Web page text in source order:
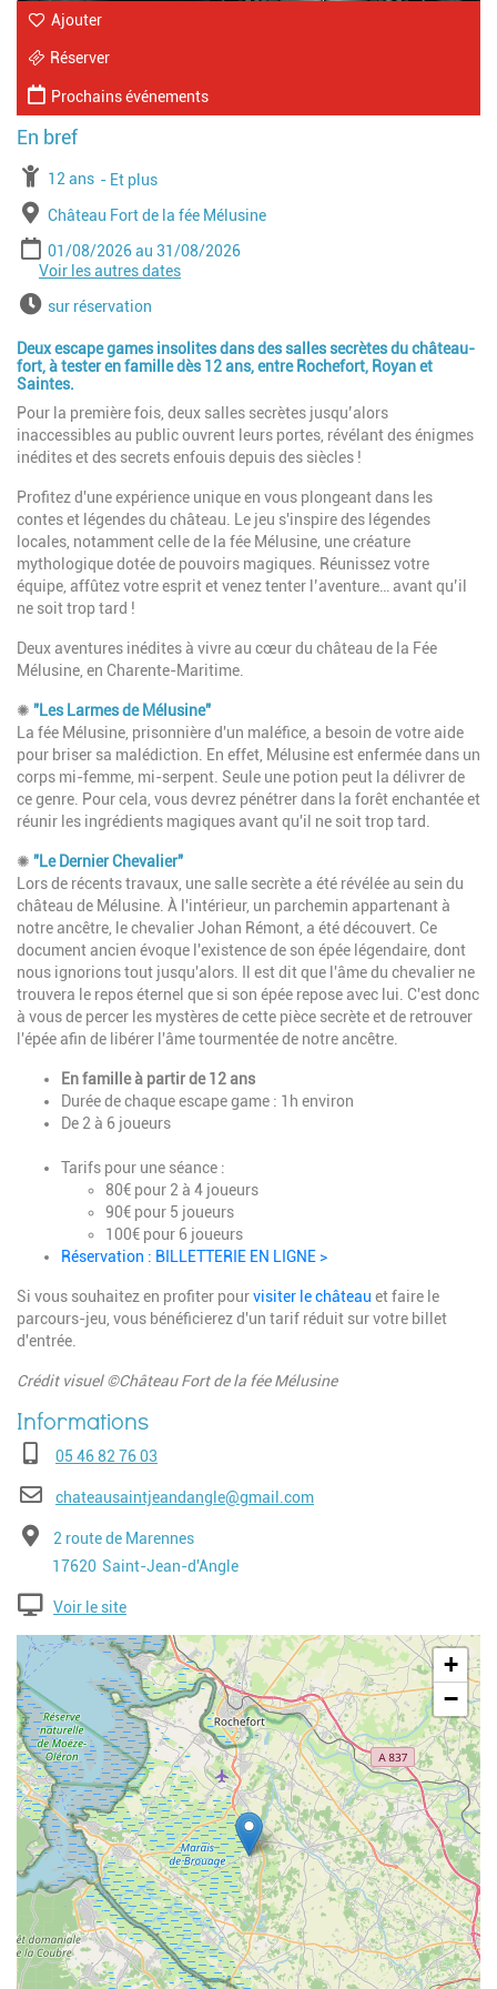
Ajouter
Réserver
Prochains événements
À partir de
12 ans Jusqu'à l'age de
Et plus
Lieu
Château Fort de la fée Mélusine
Période
Date de début
01/08/2026 Date de fin
31/08/2026
Date de début
01/09/2026 Date de fin
18/09/2026
Voir les autres dates
Horairessur réservation
Deux escape games insolites dans des salles secrètes du château-
fort, à tester en famille dès 12 ans, entre Rochefort, Royan et
Saintes.
Pour la première fois, deux salles secrètes jusqu’alors
inaccessibles au public ouvrent leurs portes, révélant des énigmes
inédites et des secrets enfouis depuis des siècles !
Profitez d'une expérience unique en vous plongeant dans les
contes et légendes du château.
Le jeu s'inspire des légendes
locales, notamment celle de la fée Mélusine, une créature
mythologique dotée de pouvoirs magiques. Réunissez votre
équipe, affûtez votre esprit et venez tenter l’aventure… avant qu’il
ne soit trop tard !
Deux aventures inédites à vivre au cœur du château de la Fée
Mélusine, en Charente-Maritime.
✺ "Les Larmes de Mélusine"
La fée Mélusine, prisonnière d'un maléfice, a besoin de votre aide
pour briser sa malédiction. En effet, Mélusine est enfermée dans un
corps mi-femme, mi-serpent. Seule une potion peut la délivrer de
ce genre. Pour cela, vous devrez pénétrer dans la forêt enchantée et
réunir les ingrédients magiques avant qu'il ne soit trop tard.
✺ "Le Dernier Chevalier"
Lors de récents travaux, une salle secrète a été révélée au sein du
château de Mélusine. À l'intérieur, un parchemin appartenant à
notre ancêtre, le chevalier Johan Rémont, a été découvert. Ce
document ancien évoque l'existence de son épée légendaire, dont
nous ignorions tout jusqu'alors. Il est dit que l'âme du chevalier ne
trouvera le repos éternel que si son épée repose avec lui. C'est donc
à vous de percer les mystères de cette pièce secrète et de retrouver
l'épée afin de libérer l'âme tourmentée de notre ancêtre.
En famille à partir de 12 ans
Durée de chaque escape game : 1h environ
De 2 à 6 joueurs
Tarifs pour une séance :
80€ pour 2 à 4 joueurs
90€ pour 5 joueurs
100€ pour 6 joueurs
Réservation : BILLETTERIE EN LIGNE >
Si vous souhaitez en profiter pourvisiter le château et faire le
parcours-jeu, vous bénéficierez d'un tarif réduit sur votre billet
d'entrée.
Crédit visuel ©Château Fort de la fée Mélusine
Téléphone05 46 82 76 03
E-mailchateausaintjeandangle@gmail.com
Adresse2 route de Marennes
Code postal
17620 Ville
Saint-Jean-d'Angle
Voir le site
Geolocalisation
+
−